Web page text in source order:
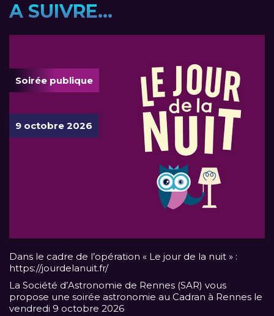
A SUIVRE...
Soirée publique
9 octobre 2026
Dans le cadre de l’opération « Le jour de la nuit » :
https://jourdelanuit.fr/
La Société d’Astronomie de Rennes (SAR) vous
propose une soirée astronomie au Cadran à Rennes le
vendredi 9 octobre 2026